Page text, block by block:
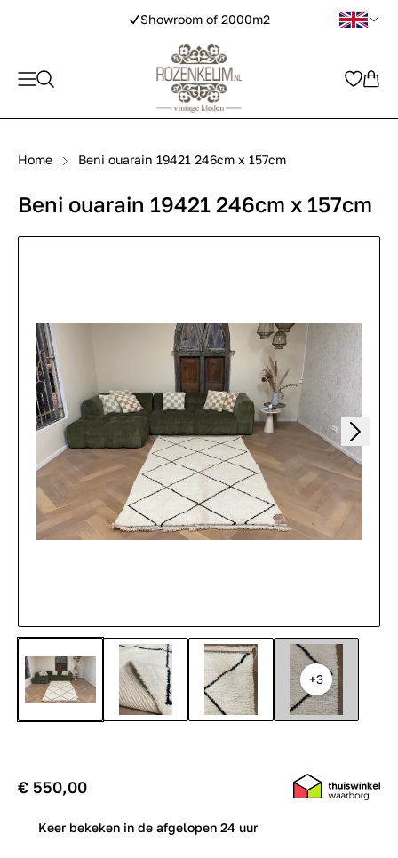
Showroom of 2000m2
Home Beni ouarain 19421 246cm x 157cm
+3
Beni ouarain 19421 246cm x 157cm
€ 550,00
Keer bekeken in de afgelopen 24 uur